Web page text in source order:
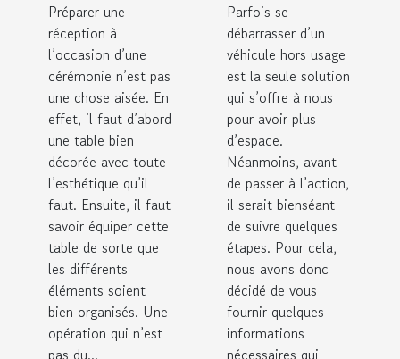
réception ?
Préparer une
réception à
l’occasion d’une
cérémonie n’est pas
une chose aisée. En
effet, il faut d’abord
une table bien
décorée avec toute
l’esthétique qu’il
faut. Ensuite, il faut
savoir équiper cette
table de sorte que
les différents
éléments soient
bien organisés. Une
opération qui n’est
y procédé ?
Parfois se
débarrasser d’un
véhicule hors usage
est la seule solution
qui s’offre à nous
pour avoir plus
d’espace.
Néanmoins, avant
de passer à l’action,
il serait bienséant
de suivre quelques
étapes. Pour cela,
nous avons donc
décidé de vous
fournir quelques
informations